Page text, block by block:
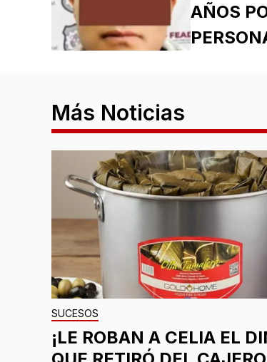
AÑOS
Más Noticias
SUCESOS
¡LE ROBAN A CELIA EL